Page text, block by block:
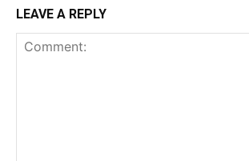
LEAVE A REPLY